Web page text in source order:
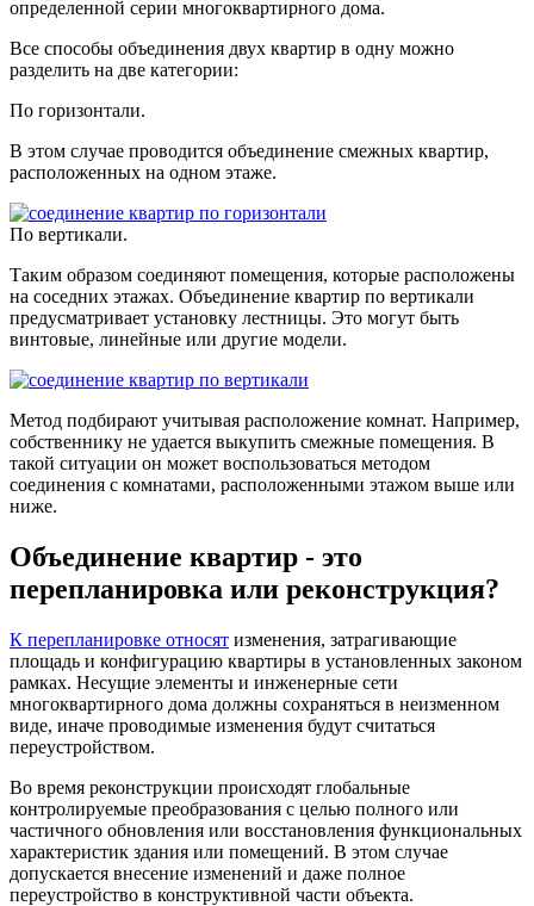
определенной серии многоквартирного дома.
Все способы объединения двух квартир в одну можно
разделить на две категории:
По горизонтали.
В этом случае проводится объединение смежных квартир,
расположенных на одном этаже.
По вертикали.
Таким образом соединяют помещения, которые расположены
на соседних этажах. Объединение квартир по вертикали
предусматривает установку лестницы. Это могут быть
винтовые, линейные или другие модели.
Метод подбирают учитывая расположение комнат. Например,
собственнику не удается выкупить смежные помещения. В
такой ситуации он может воспользоваться методом
соединения с комнатами, расположенными этажом выше или
ниже.
Объединение квартир - это
перепланировка или реконструкция?
К перепланировке относят изменения, затрагивающие
площадь и конфигурацию квартиры в установленных законом
рамках. Несущие элементы и инженерные сети
многоквартирного дома должны сохраняться в неизменном
виде, иначе проводимые изменения будут считаться
переустройством.
Во время реконструкции происходят глобальные
контролируемые преобразования с целью полного или
частичного обновления или восстановления функциональных
характеристик здания или помещений. В этом случае
допускается внесение изменений и даже полное
переустройство в конструктивной части объекта.